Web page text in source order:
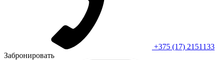
+375 (17) 2151133
Забронировать